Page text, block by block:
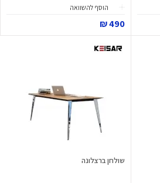
הוסף להשוואה
490 ₪
שולחן ברצלונה